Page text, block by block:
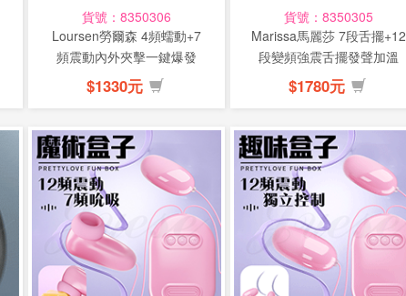
貨號：8350306
Loursen勞爾森 4頻蠕動+7
頻震動內外夾擊一鍵爆發
US...
$1330元
貨號：8350305
Marissa馬麗莎 7段舌擺+12
段變頻強震舌擺發聲加溫
U...
$1780元